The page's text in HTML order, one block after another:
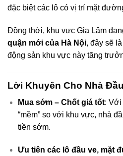
đặc biệt các lô có vị trí mặt
Đồng thời, khu vực Gia Lâm
quận mới của Hà Nội, đây sẽ
động sản khu vực này tăng
Lời Khuyên Cho Nhà
Mua sớm – Chốt giá tốt: Với
“mềm” so với khu vực, nhà
tiền sớm.
Ưu tiên các lô đầu ve, mặt